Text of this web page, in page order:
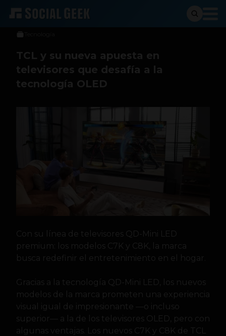
Sergio Ramos
19 de agosto de 2025
TCL y su nueva apuesta en
televisores que desafía a la
tecnología OLED
Con su línea de televisores QD-Mini LED
premium: los modelos C7K y C8K, la marca
busca redefinir el entretenimiento en el hogar.
Gracias a la tecnología QD-Mini LED, los nuevos
modelos de la marca prometen una experiencia
visual igual de impresionante —o incluso
superior— a la de los televisores OLED, pero con
algunas ventajas. Los nuevos C7K y C8K de TCL